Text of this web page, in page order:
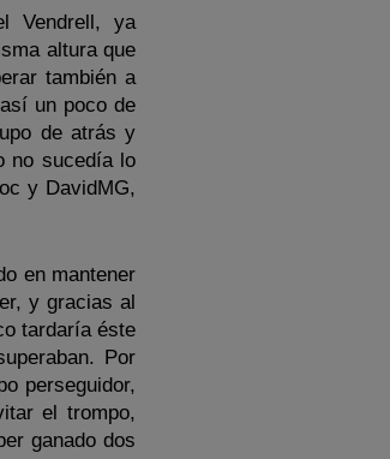
Vendrell, ya
altura que
también a
un poco de
de atrás y
no sucedía lo
y DavidMG,
en mantener
y gracias al
tardaría éste
Por
perseguidor,
el trompo,
ganado dos